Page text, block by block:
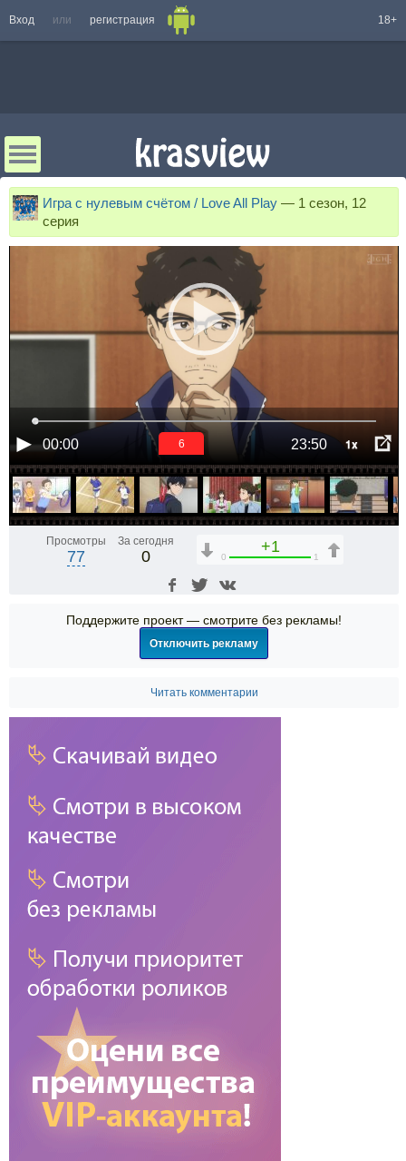
Вход или регистрация 18+
Игра с нулевым счётом / Love All Play — 1 сезон, 12
серия
00:00 23:50 1x
6
Просмотры
77
За сегодня
0
+1
0 1
Поддержите проект — смотрите без рекламы!
Отключить рекламу
Читать комментарии